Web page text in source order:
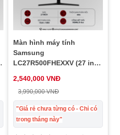
Màn hình máy tính
Samsung
LC27R500FHEXXV (27 inch
250cd/m2/ 4ms/ 60Hz), bảo
hành 24 tháng
2,540,000 VNĐ
3,990,000 VNĐ
"Giá rẻ chưa từng có - Chỉ có
trong tháng này"